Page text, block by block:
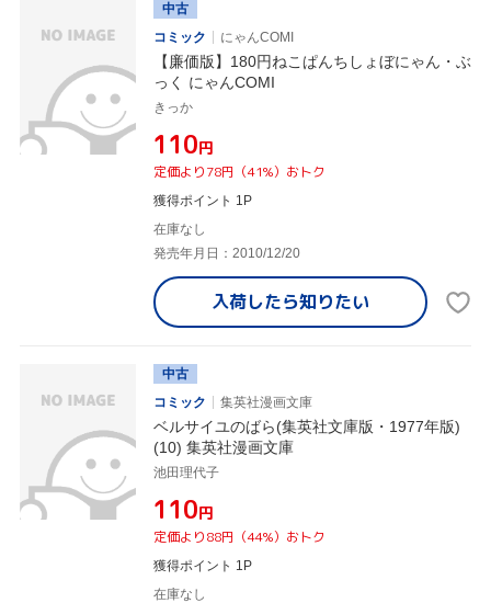
中古
コミック
にゃんCOMI
【廉価版】180円ねこぱんちしょぼにゃん・ぶ
っく にゃんCOMI
きっか
¥110円
定価より78円（41%）おトク
獲得ポイント 1P
在庫なし
発売年月日：2010/12/20
入荷したら知りたい
中古
コミック
集英社漫画文庫
ベルサイユのばら(集英社文庫版・1977年版)
(10) 集英社漫画文庫
池田理代子
¥110円
定価より88円（44%）おトク
獲得ポイント 1P
在庫なし